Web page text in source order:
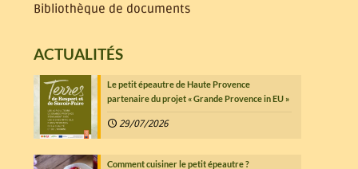
Bibliothèque de documents
ACTUALITÉS
Le petit épeautre de Haute Provence
partenaire du projet « Grande Provence in EU »
29/07/2026
Comment cuisiner le petit épeautre ?